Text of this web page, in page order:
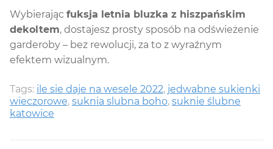
Wybierając fuksja letnia bluzka z hiszpańskim
dekoltem, dostajesz prosty sposób na odświeżenie
garderoby – bez rewolucji, za to z wyraźnym
efektem wizualnym.
Tags: ile sie daje na wesele 2022, jedwabne sukienki
wieczorowe, suknia slubna boho, suknie ślubne
katowice